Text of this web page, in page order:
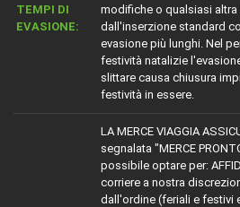
TEMPI DI
EVASIONE:
modifiche o qualsiasi altra
dall'inserzione standard
evasione più lunghi. Nel
festività natalizie
slittare causa chiusura
festività in essere.
LA MERCE VIAGGIA
segnalata "MERCE
possibile optare per:
corriere a nostra
dall'ordine (feriali e festivi